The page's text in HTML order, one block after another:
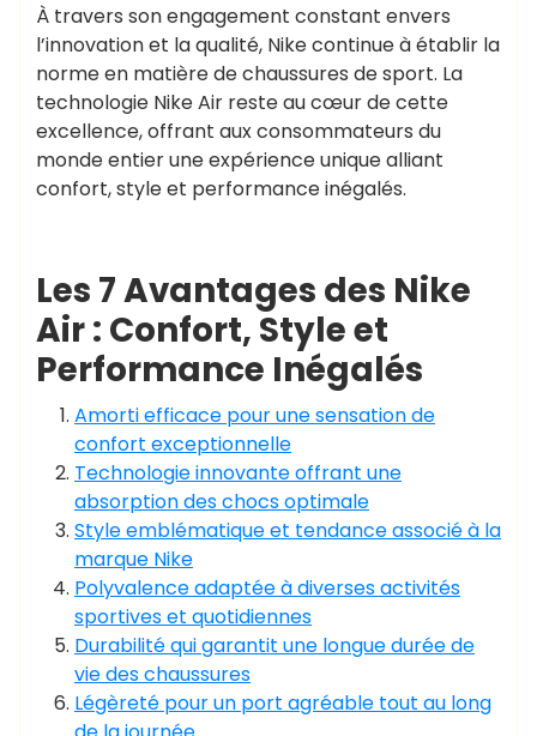
À travers son engagement constant envers
l’innovation et la qualité, Nike continue à établir la
norme en matière de chaussures de sport. La
technologie Nike Air reste au cœur de cette
excellence, offrant aux consommateurs du
monde entier une expérience unique alliant
confort, style et performance inégalés.
Les 7 Avantages des Nike
Air : Confort, Style et
Performance Inégalés
Amorti efficace pour une sensation de
confort exceptionnelle
Technologie innovante offrant une
absorption des chocs optimale
Style emblématique et tendance associé à la
marque Nike
Polyvalence adaptée à diverses activités
sportives et quotidiennes
Durabilité qui garantit une longue durée de
vie des chaussures
Légèreté pour un port agréable tout au long